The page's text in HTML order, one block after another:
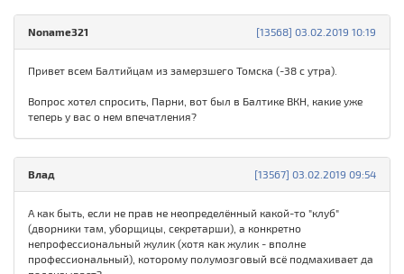
[13568] 03.02.2019 10:19
Noname321
Привет всем Балтийцам из замерзшего Томска (-38 с утра).
Вопрос хотел спросить, Парни, вот был в Балтике ВКН, какие уже
теперь у вас о нем впечатления?
[13567] 03.02.2019 09:54
Влад
А как быть, если не прав не неопределённый какой-то "клуб"
(дворники там, уборщицы, секретарши), а конкретно
непрофессиональный жулик (хотя как жулик - вполне
профессиональный), которому полумозговый всё подмахивает да